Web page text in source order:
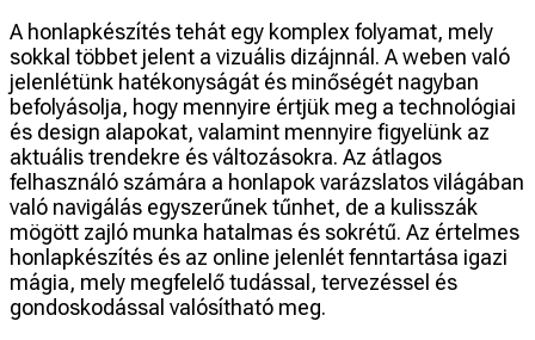
A honlapkészítés tehát egy komplex folyamat, mely
sokkal többet jelent a vizuális dizájnnál. A weben való
jelenlétünk hatékonyságát és minőségét nagyban
befolyásolja, hogy mennyire értjük meg a technológiai
és design alapokat, valamint mennyire figyelünk az
aktuális trendekre és változásokra. Az átlagos
felhasználó számára a honlapok varázslatos világában
való navigálás egyszerűnek tűnhet, de a kulisszák
mögött zajló munka hatalmas és sokrétű. Az értelmes
honlapkészítés és az online jelenlét fenntartása igazi
mágia, mely megfelelő tudással, tervezéssel és
gondoskodással valósítható meg.